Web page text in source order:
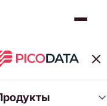
LWT: Sirin vs